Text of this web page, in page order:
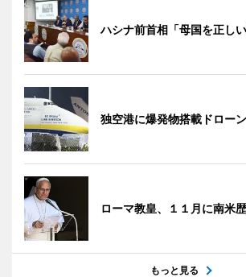
ハシナ前首相「母国を正しい
独空港に爆発物搭載ドローン
ローマ教皇、１１月に南米
もっと見る